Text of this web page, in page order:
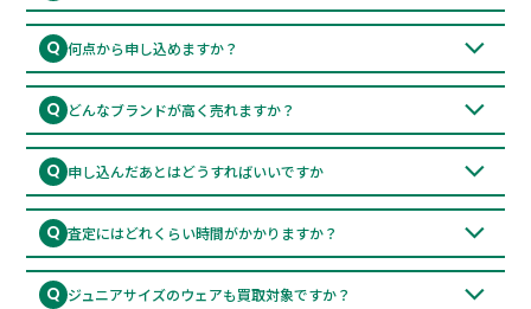
A はい、送料・査定料・振込手数料すべて無料です。キャンセル時
の返送料も当店が負担します（一部例外あり）。
Q 何点から申し込めますか？
A お申し込みは合計5点以上から承っております。
トップス・パンツ・小物などどのような組み合わせでもOKで
Q どんなブランドが高く売れますか？
A パーリーゲイツ、マークアンドロナ、ラフアンドスウェルなどの
人気ブランドは高額査定対象です。「取扱いブランド一覧」をご
Q 申し込んだあとはどうすればいいですか
A 買取キットご注文の場合
届いたキットにお品物と申込書を入れて着払いでお送りくださ
い。
買取キットなしの場合
お手持ちのダンボールに品物を入れて申込書を印刷し、同梱して
Q 査定にはどれくらい時間がかかりますか？
A お荷物到着後、最短で即日～3営業日以内に査定結果をご連絡い
たします。（繁忙期を除く）
Q ジュニアサイズのウェアも買取対象ですか？